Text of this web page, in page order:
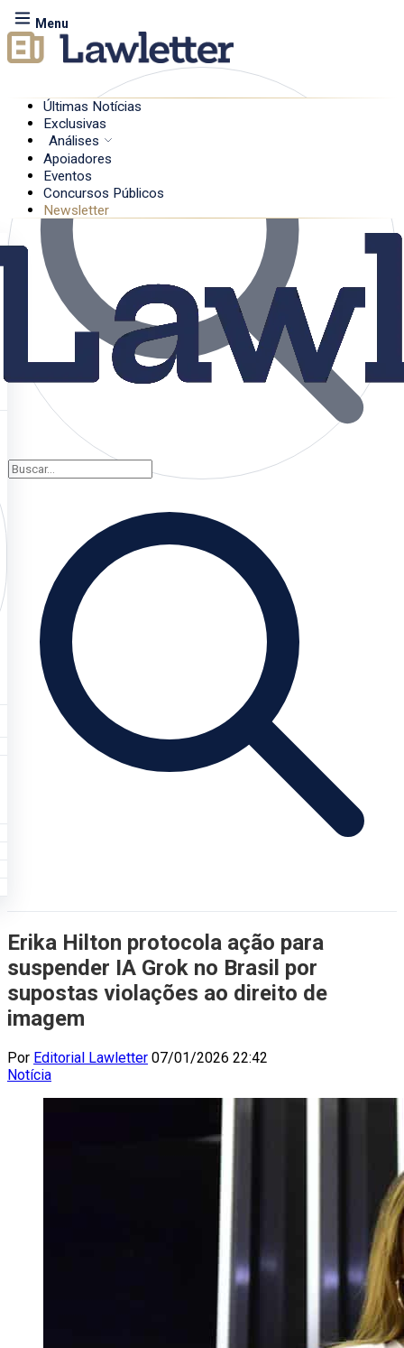
Menu
Últimas Notícias
Exclusivas
Análises
Apoiadores
Eventos
Concursos Públicos
Newsletter
Erika Hilton protocola ação para
suspender IA Grok no Brasil por
supostas violações ao direito de
imagem
Por Editorial Lawletter 07/01/2026 22:42
Notícia